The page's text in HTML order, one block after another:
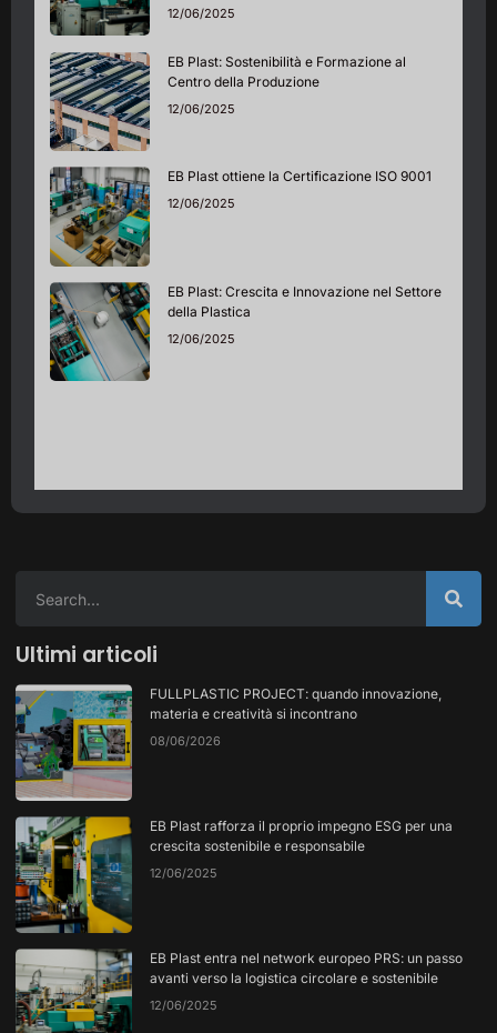
12/06/2025
EB Plast: Sostenibilità e Formazione al
Centro della Produzione
12/06/2025
EB Plast ottiene la Certificazione ISO 9001
12/06/2025
EB Plast: Crescita e Innovazione nel Settore
della Plastica
12/06/2025
Ultimi articoli
FULLPLASTIC PROJECT: quando innovazione,
materia e creatività si incontrano
08/06/2026
EB Plast rafforza il proprio impegno ESG per una
crescita sostenibile e responsabile
12/06/2025
EB Plast entra nel network europeo PRS: un passo
avanti verso la logistica circolare e sostenibile
12/06/2025